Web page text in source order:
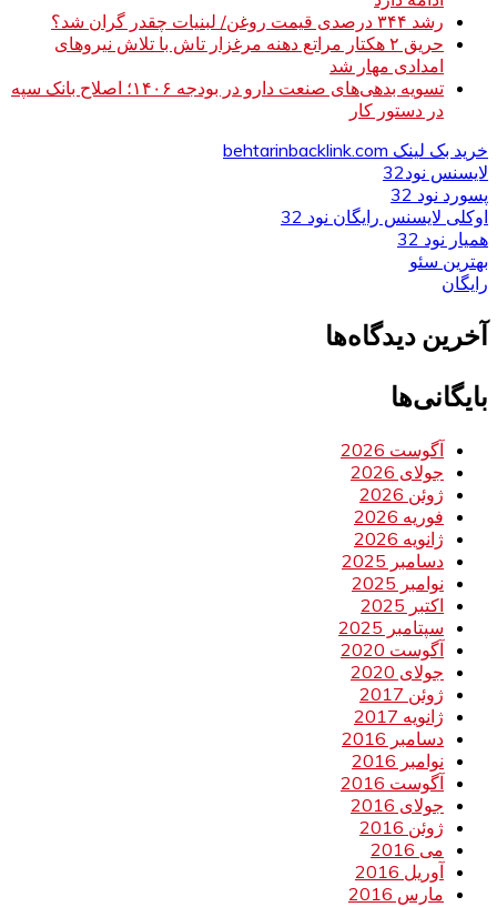
رشد ۳۴۴ درصدی قیمت روغن/ لبنیات چقدر گران شد؟
حریق ۲ هکتار مراتع دهنه مرغزار تاش با تلاش نیروهای
امدادی مهار شد
تسویه بدهی‌های صنعت دارو در بودجه ۱۴۰۶؛ اصلاح بانک سپه
در دستور کار
خرید بک لینک behtarinbacklink.com
لایسنس نود32
پسورد نود 32
اوکلی لایسنس رایگان نود 32
همیار نود 32
بهترین سئو
رایگان
آخرین دیدگاه‌ها
بایگانی‌ها
آگوست 2026
جولای 2026
ژوئن 2026
فوریه 2026
ژانویه 2026
دسامبر 2025
نوامبر 2025
اکتبر 2025
سپتامبر 2025
آگوست 2020
جولای 2020
ژوئن 2017
ژانویه 2017
دسامبر 2016
نوامبر 2016
آگوست 2016
جولای 2016
ژوئن 2016
می 2016
آوریل 2016
مارس 2016